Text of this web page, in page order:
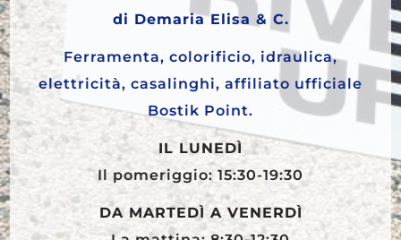
di Demaria Elisa & C.
Ferramenta, colorificio, idraulica,
elettricità, casalinghi, affiliato ufficiale
Bostik Point.
IL LUNEDÌ
Il pomeriggio: 15:30-19:30
DA MARTEDÌ A VENERDÌ